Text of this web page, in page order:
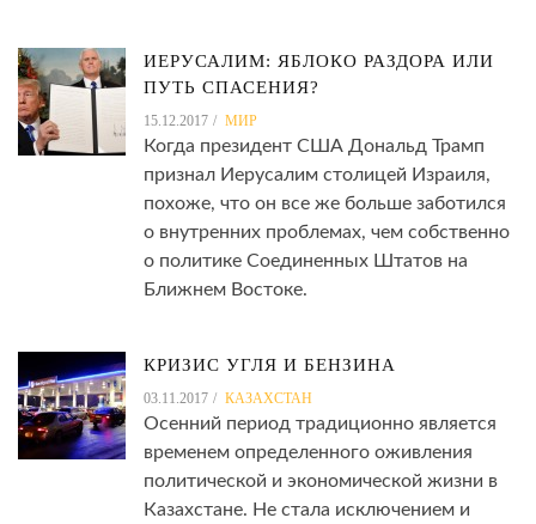
ИЕРУСАЛИМ: ЯБЛОКО РАЗДОРА ИЛИ
ПУТЬ СПАСЕНИЯ?
15.12.2017 МИР
Когда президент США Дональд Трамп
признал Иерусалим столицей Израиля,
похоже, что он все же больше заботился
о внутренних проблемах, чем собственно
о политике Соединенных Штатов на
Ближнем Востоке.
КРИЗИС УГЛЯ И БЕНЗИНА
03.11.2017 КАЗАХСТАН
Осенний период традиционно является
временем определенного оживления
политической и экономической жизни в
Казахстане. Не стала исключением и